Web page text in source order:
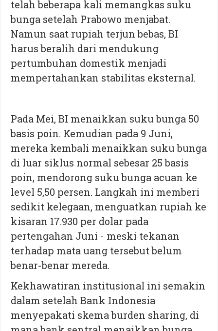
telah beberapa kali memangkas suku
bunga setelah Prabowo menjabat.
Namun saat rupiah terjun bebas, BI
harus beralih dari mendukung
pertumbuhan domestik menjadi
mempertahankan stabilitas eksternal.
Pada Mei, BI menaikkan suku bunga 50
basis poin. Kemudian pada 9 Juni,
mereka kembali menaikkan suku bunga
di luar siklus normal sebesar 25 basis
poin, mendorong suku bunga acuan ke
level 5,50 persen. Langkah ini memberi
sedikit kelegaan, menguatkan rupiah ke
kisaran 17.930 per dolar pada
pertengahan Juni - meski tekanan
terhadap mata uang tersebut belum
benar-benar mereda.
Kekhawatiran institusional ini semakin
dalam setelah Bank Indonesia
menyepakati skema burden sharing, di